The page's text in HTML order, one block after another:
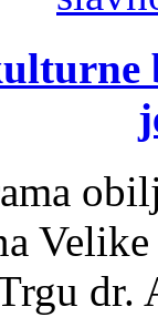
dr.